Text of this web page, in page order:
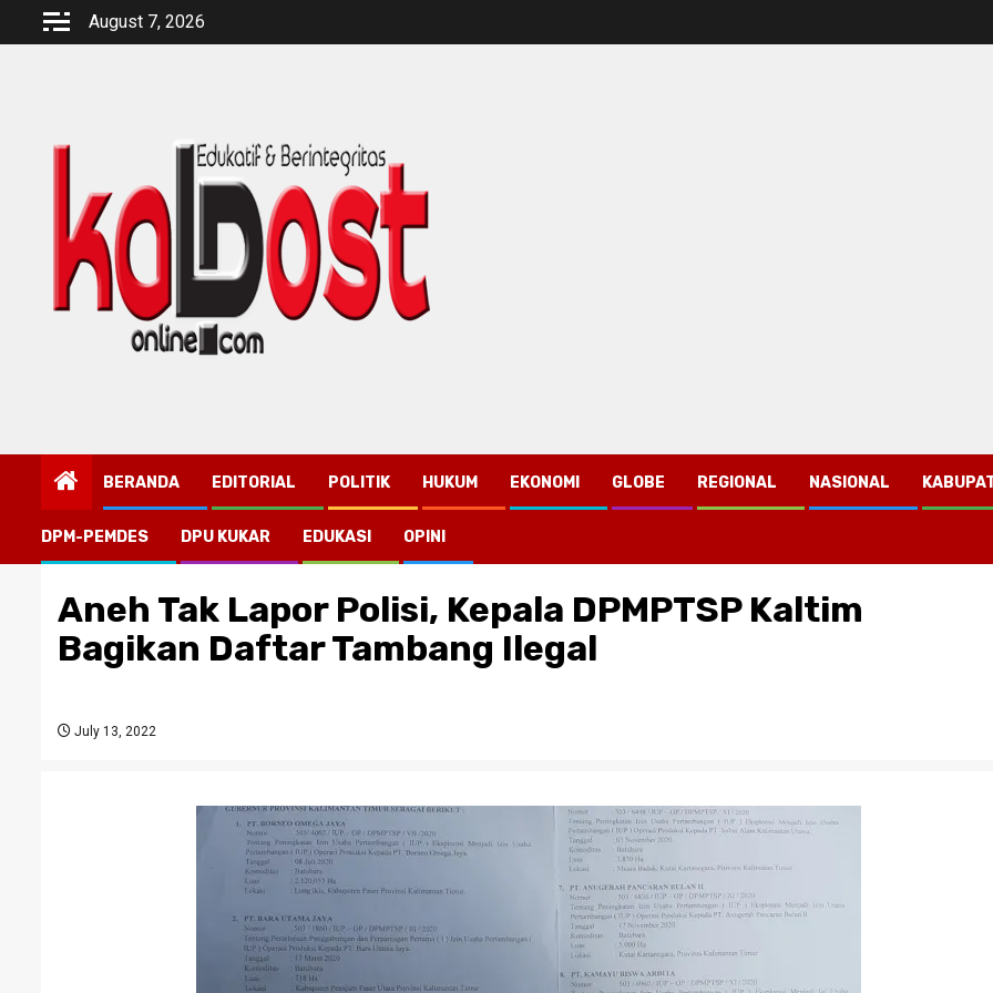
August 7, 2026
BERANDA EDITORIAL POLITIK HUKUM EKONOMI GLOBE REGIONAL NASIONAL
DPM-PEMDES DPU KUKAR EDUKASI OPINI
Aneh Tak Lapor Polisi, Kepala DPMPTSP Kaltim
Bagikan Daftar Tambang Ilegal
July 13, 2022
KORTASTIPIDKOR POLRI…?
August 2, 2026